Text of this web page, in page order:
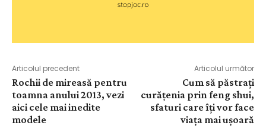
Articolul precedent
Rochii de mireasă pentru
toamna anului 2013, vezi
aici cele mai inedite
modele
Articolul următor
Cum să păstrați
curățenia prin feng shui,
sfaturi care îți vor face
viața mai ușoară